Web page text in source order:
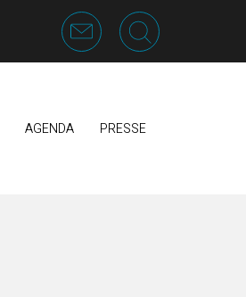
AGENDA PRESSE